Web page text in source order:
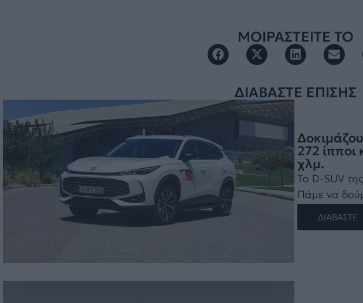
ΜΟΙΡΑΣΤΕΙΤΕ ΤΟ
ΔΙΑΒΑΣΤΕ ΕΠΙΣΗΣ
272 ίπποι
χλμ.
To D-SUV
Πάμε να
ΔΙΑΒΑΣΤΕ